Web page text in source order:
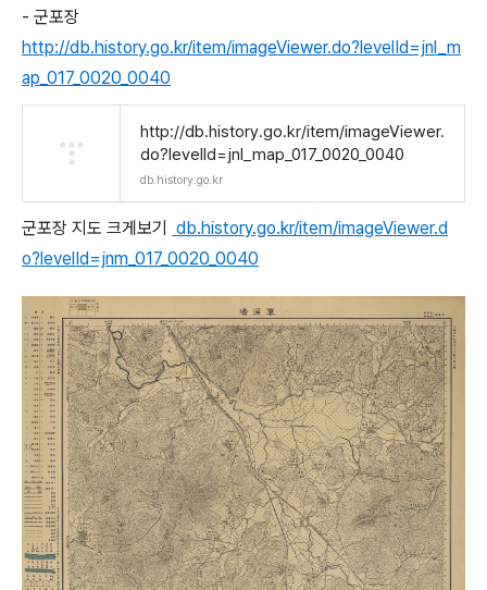
- 군포장
http://db.history.go.kr/item/imageViewer.do?levelId=jnl_m
ap_017_0020_0040
http://db.history.go.kr/item/imageViewer.
do?levelId=jnl_map_017_0020_0040
db.history.go.kr
군포장 지도 크게보기
db.history.go.kr/item/imageViewer.d
o?levelId=jnm_017_0020_0040